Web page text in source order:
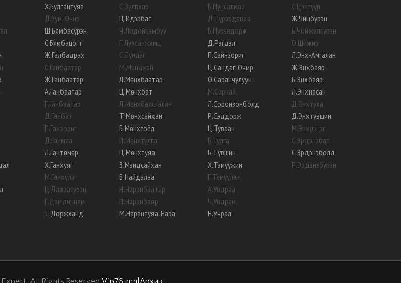
Х.Булгантуяа
Д.Бум-Очир
Ш.Бямбасүрэн
С.Бямбацогт
Ж.Галбадрах
С.Ганбаатар
Ж.Ганбаатар
А.Ганбаатар
Г.Ганбаатар
Д.Ганбат
П.Ганзориг
Д.Ганмаа
Л.Гантөмөр
Х.Ганхуяг
М.Ганхүлэг
Ц.Даваасүрэн
Г.Дамдинням
Т.Доржханд
С.Зулпхар
Ц.Идэрбат
Ч.Лодойсамбуу
Г.Лувсанжамц
С.Лүндэг
М.Мандхай
Л.Мөнхбаатар
Ц.Мөнхбат
Л.Мөнхбаясгалан
Т.Мөнхсайхан
Б.Мөнхсоёл
П.Мөнхтулга
Ц.Мөнхтуяа
З.Мэндсайхан
Б.Найдалаа
Н.Наранбаатар
П.Наранбаяр
М.Нарантуяа-Нара
Б.Пунсалмаа
Д.Пүрэвдаваа
Б.Пүрэвдорж
Д.Рэгдэл
П.Сайнзориг
Ц.Сандаг-Очир
О.Саранчулуун
М.Сарнай
Л.Соронзонболд
Р.Сэддорж
Ц.Туваан
Б.Тулга
Б.Түвшин
Х.Тэмүүжин
Г.Тэмүүлэн
А.Ундраа
Ч.Ундрам
Н.Учрал
С.Цэнгүүн
Ж.Чинбүрэн
Б.Чойжилсүрэн
Ө.Шижир
Л.Энх-Амгалан
Ж.Энхбаяр
Б.Энхбаяр
Л.Энхнасан
Д.Энхтуяа
Д.Энхтүвшин
М.Энхцэцэг
С.Эрдэнэбат
С.Эрдэнэболд
Р.Эрдэнэбүрэн
All Rights Reserved. Vip76.mn Архив